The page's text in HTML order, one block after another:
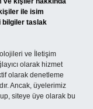
ile isim
bilgiler taslak
ve İletişim
olarak hizmet
olarak denetleme
Ancak, üyelerimiz
siteye üye olarak bu